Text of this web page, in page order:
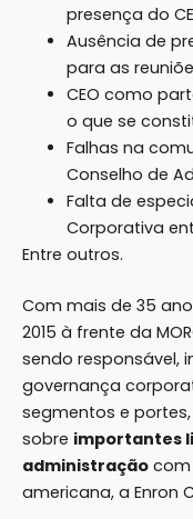
presença do
Ausência de
para as
CEO como
o que se
Falhas na
Conselho de
Falta de
Corporativa
Entre outros.
Com mais de 35
2015 à frente da
sendo responsável,
governança
segmentos e
sobre importantes
administração com
americana, a Enron